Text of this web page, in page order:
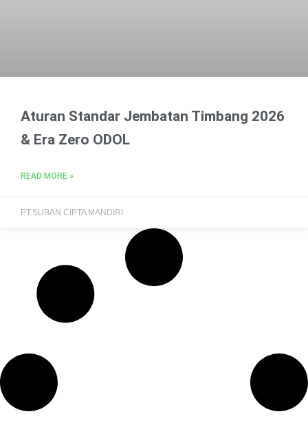
Aturan Standar Jembatan Timbang 2026
& Era Zero ODOL
READ MORE »
PT.SUBAN CIPTA MANDIRI